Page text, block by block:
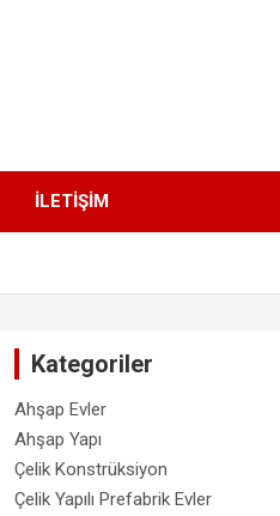
İLETİŞİM
Kategoriler
Ahşap Evler
Ahşap Yapı
Çelik Konstrüksiyon
Çelik Yapılı Prefabrik Evler